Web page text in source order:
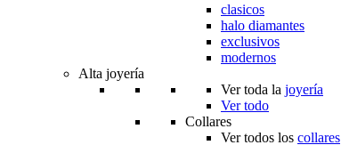
clasicos
halo diamantes
exclusivos
modernos
Alta joyería
Ver toda la joyería
Ver todo
Collares
Ver todos los collares